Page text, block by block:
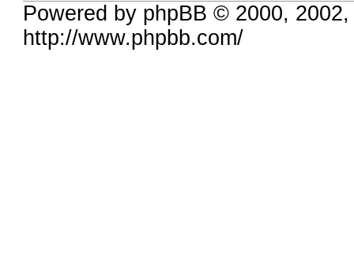
Powered by phpBB © 2000,
http://www.phpbb.com/